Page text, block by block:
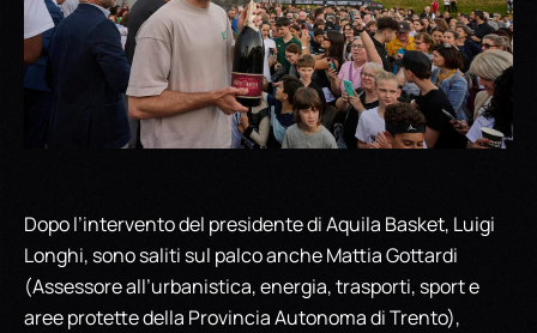
Dopo l’intervento del presidente di Aquila Basket, Luigi
Longhi, sono saliti sul palco anche Mattia Gottardi
(Assessore all’urbanistica, energia, trasporti, sport e
aree protette della Provincia Autonoma di Trento),